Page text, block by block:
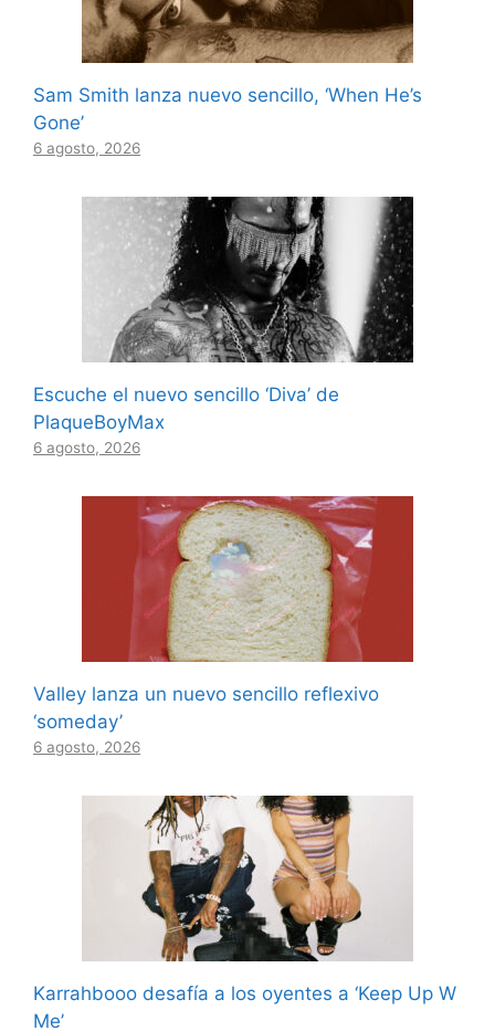
Sam Smith lanza nuevo sencillo, ‘When He’s
Gone’
6 agosto, 2026
Escuche el nuevo sencillo ‘Diva’ de
PlaqueBoyMax
6 agosto, 2026
Valley lanza un nuevo sencillo reflexivo
‘someday’
6 agosto, 2026
Karrahbooo desafía a los oyentes a ‘Keep Up W
Me’